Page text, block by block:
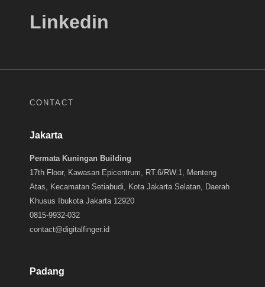
Linkedin
CONTACT
Jakarta
Permata Kuningan Building
17th Floor, Kawasan Epicentrum, RT.6/RW.1, Menteng
Atas, Kecamatan Setiabudi, Kota Jakarta Selatan, Daerah
Khusus Ibukota Jakarta 12920
0815-9932-032
contact@digitalfinger.id
Padang